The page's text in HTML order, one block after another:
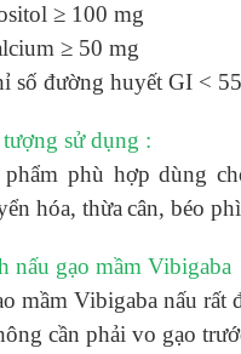
≥ 100 mg
≥ 50 mg
số đường huyết GI <
sử dụng :
phẩm phù hợp dùng
hóa, thừa cân, béo
nấu gạo mầm Vibigaba
mầm Vibigaba nấu rất
cần phải vo gạo